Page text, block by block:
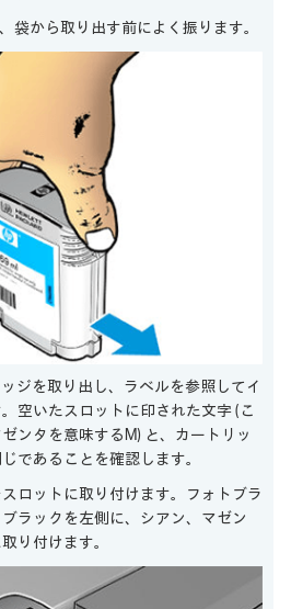
袋から取り出す前によく振ります。
ジを取り出し、ラベルを参照してイ
空いたスロットに印された文字 (こ
ンタを意味するM) と、カートリッ
であることを確認します。
ロットに取り付けます。フォトブラ
ラックを左側に、シアン、マゼン
り付けます。